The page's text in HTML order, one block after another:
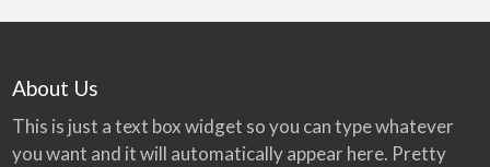
About Us
This is just a text box widget so you can type whatever
you want and it will automatically appear here. Pretty